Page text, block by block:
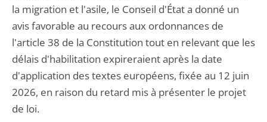
la migration et l'asile, le Conseil d'État a donné un
avis favorable au recours aux ordonnances de
l'article 38 de la Constitution tout en relevant que les
délais d'habilitation expireraient après la date
d'application des textes européens, fixée au 12 juin
2026, en raison du retard mis à présenter le projet
de loi.